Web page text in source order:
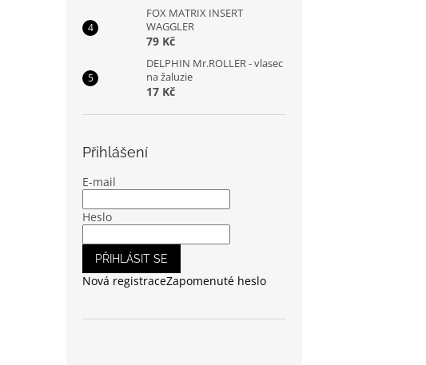
FOX MATRIX INSERT
WAGGLER
79 Kč
DELPHIN Mr.ROLLER - vlasec
na žaluzie
17 Kč
Přihlášení
E-mail
Heslo
PŘIHLÁSIT SE
Nová registraceZapomenuté heslo